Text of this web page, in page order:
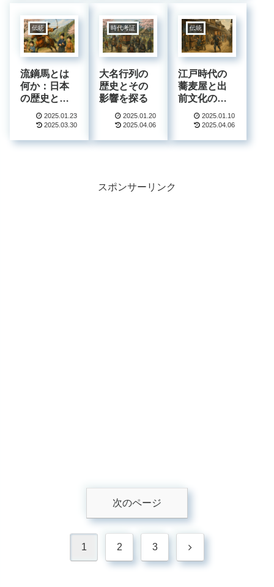
伝統
流鏑馬とは
何か：日本
の歴史と文
化における
その意義
2025.01.23
2025.03.30
時代考証
大名行列の
歴史とその
影響を探る
2025.01.20
2025.04.06
伝統
江戸時代の
蕎麦屋と出
前文化の魅
力：知られ
ざる歴史と
2025.01.10
2025.04.06
スポンサーリンク
次のページ
1 2 3 次